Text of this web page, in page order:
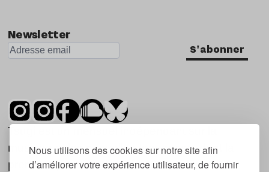
Nous utilisons des cookies sur notre site afin
d’améliorer votre expérience utilisateur, de fournir
Newsletter
S'abonner
Tsugi est un mensuel indépendant sur la
musique et les nouvelles tendances, dont la
première parution date de 2007.